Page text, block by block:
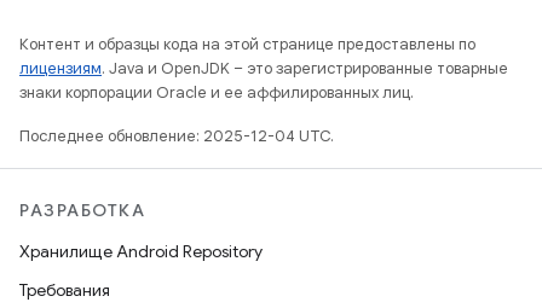
Контент и образцы кода на этой странице предоставлены по
лицензиям. Java и OpenJDK – это зарегистрированные товарные
знаки корпорации Oracle и ее аффилированных лиц.
Последнее обновление: 2025-12-04 UTC.
РАЗРАБОТКА
Хранилище Android Repository
Требования